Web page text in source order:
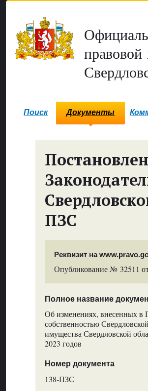
Поиск Документы
ПЗС
Реквизит на
Опубликование № 32511
Полное название
Об изменениях, внесенных в
собственностью
имущества Свердловской
2023 годов
Номер документа
138-ПЗС